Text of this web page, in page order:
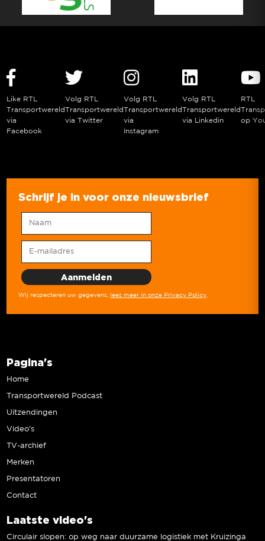
Like RTL
Transportwereld
via
Facebook
Volg RTL
Transportwereld
via Twitter
Volg RTL
Transportwereld
via
Instagram
Volg RTL
Transportwereld
via Linkedin
RTL
op
Schrijf je in voor onze nieuwsbrief
Wij respecteren uw gegevens, lees meer in onze Privacy Policy
Pagina's
Home
Transportwereld Podcast
Uitzendingen
Video’s
TV-archief
Merken
Presentatoren
Contact
Laatste video's
Circulair slopen: op weg naar duurzame logistiek met Kruizinga